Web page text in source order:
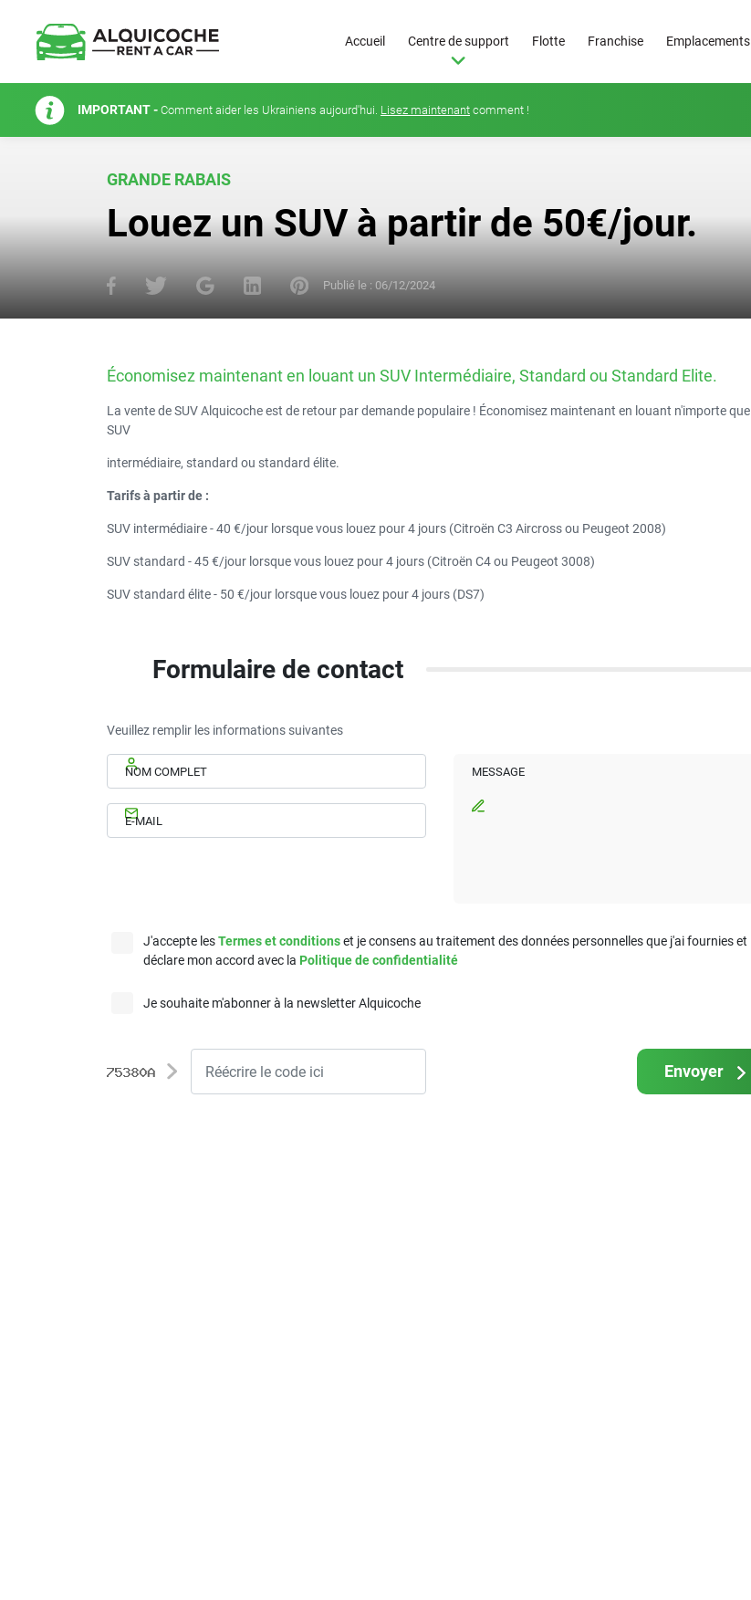
Accueil Centre de support Flotte Franchise Emplacements
IMPORTANT - Comment aider les Ukrainiens aujourd'hui. Lisez maintenant comment !
GRANDE RABAIS
Louez un SUV à partir de 50€/jour.
Publié le : 06/12/2024
Économisez maintenant en louant un SUV Intermédiaire, Standard ou Standard Elite.
La vente de SUV Alquicoche est de retour par demande populaire ! Économisez maintenant en louant n'importe quel
SUV
intermédiaire, standard ou standard élite.
Tarifs à partir de :
SUV intermédiaire - 40 €/jour lorsque vous louez pour 4 jours (Citroën C3 Aircross ou Peugeot 2008)
SUV standard - 45 €/jour lorsque vous louez pour 4 jours (Citroën C4 ou Peugeot 3008)
SUV standard élite - 50 €/jour lorsque vous louez pour 4 jours (DS7)
Formulaire de contact
Veuillez remplir les informations suivantes
NOM COMPLET
E-MAIL
MESSAGE
J'accepte lesTermes et conditionset je consens au traitement des données personnelles que j'ai fournies et
déclare mon accord avec la Politique de confidentialité
Je souhaite m'abonner à la newsletter Alquicoche
Envoyer